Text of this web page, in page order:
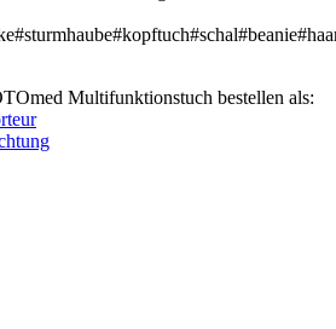
Multifunktionstuch bestellen als: